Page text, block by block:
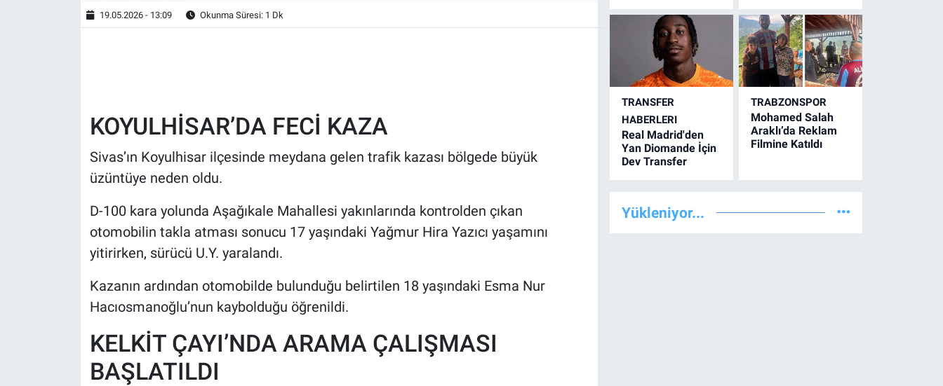
19.05.2026 - 13:09 Okunma Süresi: 1 Dk
KOYULHİSAR’DA FECİ KAZA
Sivas’ın Koyulhisar ilçesinde meydana gelen trafik kazası bölgede büyük
üzüntüye neden oldu.
D-100 kara yolunda Aşağıkale Mahallesi yakınlarında kontrolden çıkan
otomobilin takla atması sonucu 17 yaşındaki Yağmur Hira Yazıcı yaşamını
yitirirken, sürücü U.Y. yaralandı.
Kazanın ardından otomobilde bulunduğu belirtilen 18 yaşındaki Esma Nur
Hacıosmanoğlu’nun kaybolduğu öğrenildi.
KELKİT ÇAYI’NDA ARAMA ÇALIŞMASI
BAŞLATILDI
TRANSFER
HABERLERI
Real Madrid'den
Yan Diomande İçin
Dev Transfer
TRABZONSPOR
Mohamed Salah
Araklı’da Reklam
Filmine Katıldı
Yükleniyor...
MAGAZİN